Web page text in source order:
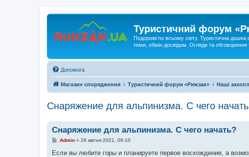
Туристичний форум
Подорожі по всьому світу. Туристична дошка
теми, обмін досвідом. Огляди та
Допомога
Магазин спорядження Туристичний форум «Рюкзак» Наші
Снаряжение для альпинизма. С чего
Снаряжение для альпинизма. С чего начать?
П
в
Admin» 26 квітня 2021, 09:10
Если вы любите горы и планируете первое восхождение, а